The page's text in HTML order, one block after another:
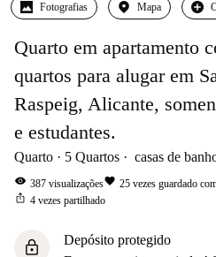
Fotografias Mapa
Quarto em apartamento
quartos para alugar em
Raspeig, Alicante,
e estudantes.
Quarto 5 Quartos casas de
visibility 387 visualizaçõesfavorite 25 vezes guardado
ios_share 4 vezes partilhado
lock
Depósito protegido